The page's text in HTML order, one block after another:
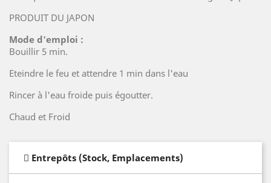
PRODUIT DU JAPON
Mode d'emploi :
Bouillir 5 min.
Eteindre le feu et attendre 1 min dans l'eau
Rincer à l'eau froide puis égoutter.
Chaud et Froid
Entrepôts (Stock, Emplacements)